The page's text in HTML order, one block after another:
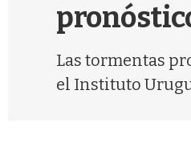
Las tormentas
el Instituto